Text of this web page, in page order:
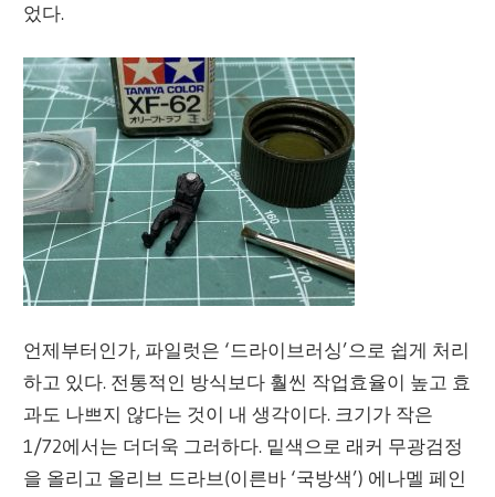
었다.
언제부터인가, 파일럿은 ‘드라이브러싱’으로 쉽게 처리
하고 있다. 전통적인 방식보다 훨씬 작업효율이 높고 효
과도 나쁘지 않다는 것이 내 생각이다. 크기가 작은
1/72에서는 더더욱 그러하다. 밑색으로 래커 무광검정
을 올리고 올리브 드라브(이른바 ‘국방색’) 에나멜 페인